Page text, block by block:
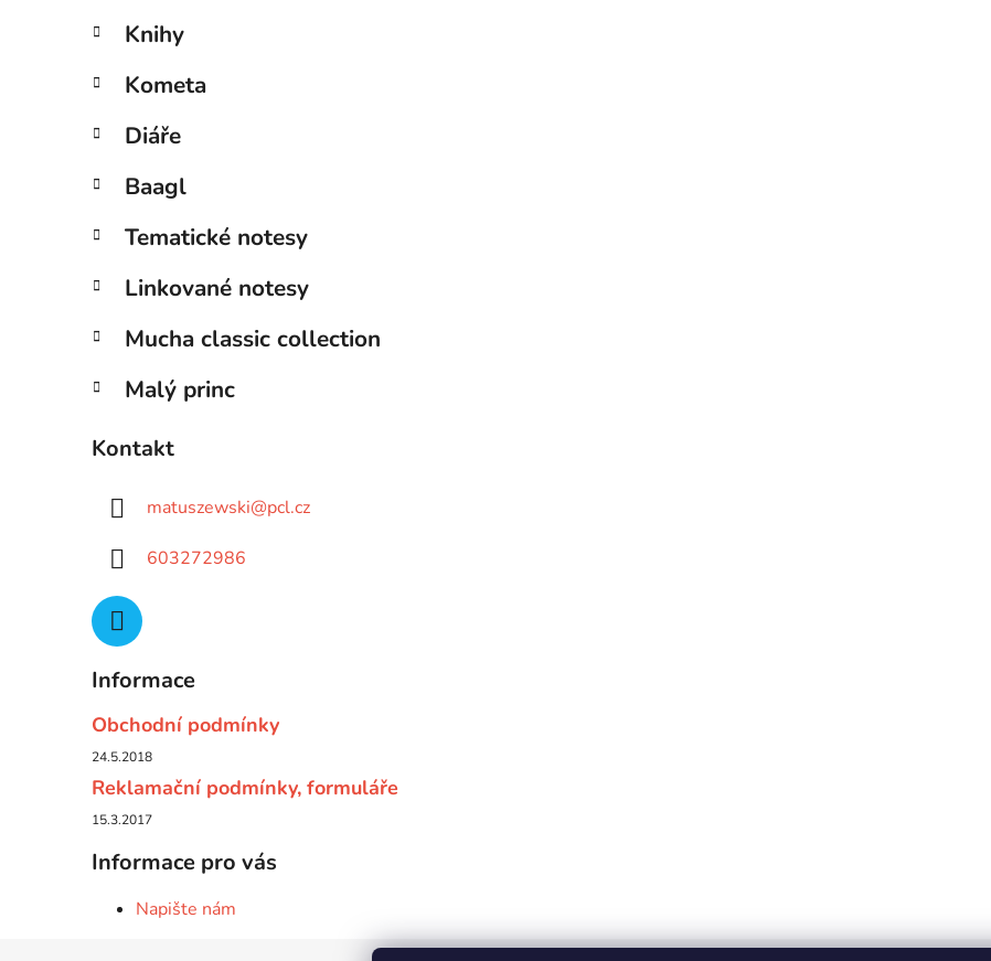
Knihy
Kometa
Diáře
Baagl
Tematické notesy
Linkované notesy
Mucha classic collection
Malý princ
Kontakt
matuszewski@pcl.cz
603272986
Informace
Obchodní podmínky
24.5.2018
Reklamační podmínky, formuláře
15.3.2017
Informace pro vás
Napište nám